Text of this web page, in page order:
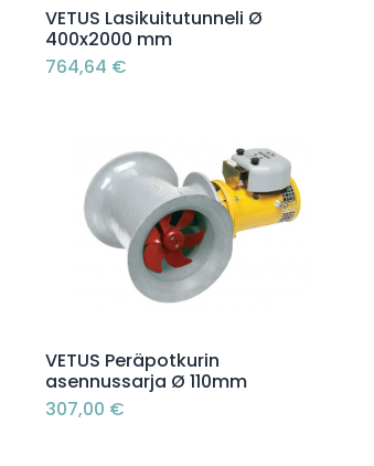
Lisää ostoskoriin
VETUS Lasikuitutunneli Ø
400x2000 mm
764,64 €
Lisää ostoskoriin
VETUS Peräpotkurin
asennussarja Ø 110mm
307,00 €